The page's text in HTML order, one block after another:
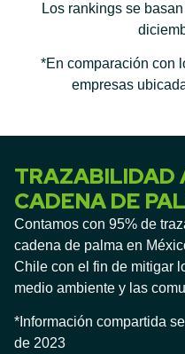
Los rankings se
*En comparación con
empresas
TRAZABILIDAD
CADENA DE
Contamos con 95% de
cadena de palma en
Chile con el fin de mitigar
medio ambiente y las
*Información compartida
de 2023